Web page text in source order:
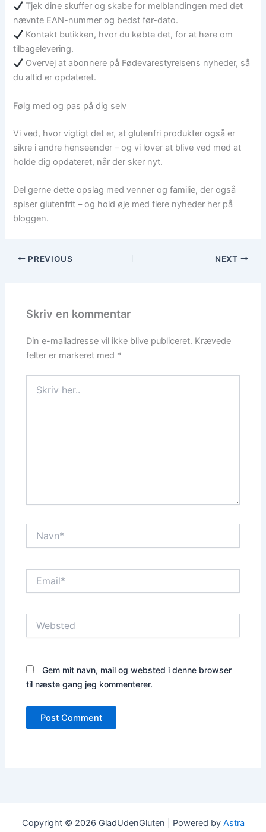
Tjek dine skuffer og skabe for melblandingen med det
nævnte EAN-nummer og bedst før-dato.
Kontakt butikken, hvor du købte det, for at høre om
tilbagelevering.
Overvej at abonnere på Fødevarestyrelsens nyheder, så
du altid er opdateret.
Følg med og pas på dig selv
Vi ved, hvor vigtigt det er, at glutenfri produkter også er
sikre i andre henseender – og vi lover at blive ved med at
holde dig opdateret, når der sker nyt.
Del gerne dette opslag med venner og familie, der også
spiser glutenfrit – og hold øje med flere nyheder her på
bloggen.
PREVIOUS NEXT
Skriv en kommentar
Din e-mailadresse vil ikke blive publiceret. Krævede
felter er markeret med *
her..
Gem mit navn, mail og websted i denne browser
til næste gang jeg kommenterer.
Copyright © 2026 GladUdenGluten | Powered by Astra